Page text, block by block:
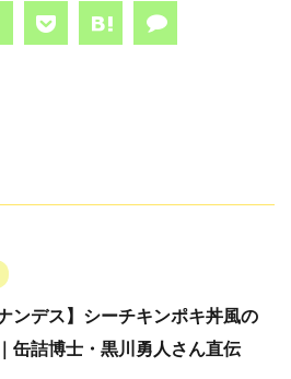
ナンデス】シーチキンポキ丼風の
缶詰博士・黒川勇人さん直伝